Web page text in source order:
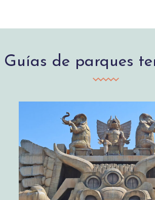
Guías de parques